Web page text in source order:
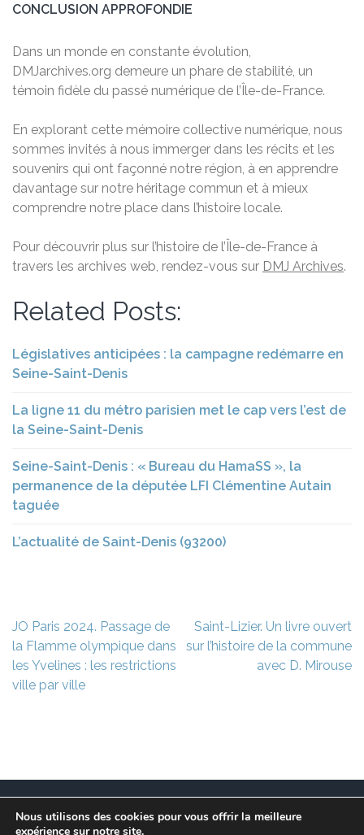
CONCLUSION APPROFONDIE
Dans un monde en constante évolution,
DMJarchives.org demeure un phare de stabilité, un
témoin fidèle du passé numérique de l’Île-de-France.
En explorant cette mémoire collective numérique, nous
sommes invités à nous immerger dans les récits et les
souvenirs qui ont façonné notre région, à en apprendre
davantage sur notre héritage commun et à mieux
comprendre notre place dans l’histoire locale.
Pour découvrir plus sur l’histoire de l’Île-de-France à
travers les archives web, rendez-vous sur DMJ Archives.
Related Posts:
Législatives anticipées : la campagne redémarre en
Seine-Saint-Denis
La ligne 11 du métro parisien met le cap vers l’est de
la Seine-Saint-Denis
Seine-Saint-Denis : « Bureau du HamaSS », la
permanence de la députée LFI Clémentine Autain
taguée
L’actualité de Saint-Denis (93200)
Navigation
de
l’article
JO Paris 2024. Passage de
la Flamme olympique dans
les Yvelines : les restrictions
ville par ville
Saint-Lizier. Un livre ouvert
sur l’histoire de la commune
avec D. Mirouse
Ce site est à l’initiative de l’association des Maires
Nous utilisons des cookies pour vous offrir la meilleure
expérience sur notre site.